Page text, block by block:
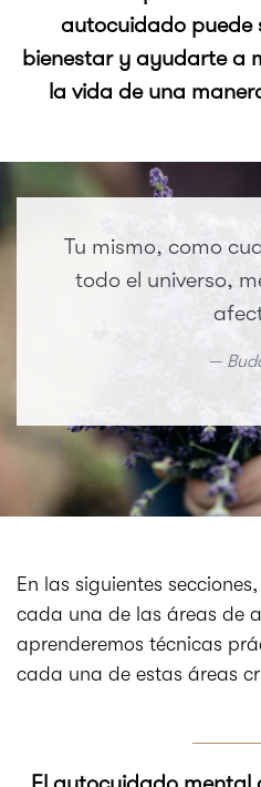
autocuidado puede
bienestar y ayudarte a
la vida de una
Tu mismo, como
todo el universo,
En las siguientes
cada una de las áreas de
aprenderemos técnicas
cada una de estas áreas